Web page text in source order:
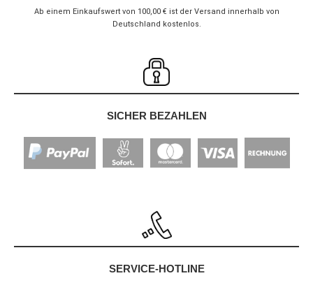
Ab einem Einkaufswert von 100,00 € ist der Versand innerhalb von
Deutschland kostenlos.
SICHER BEZAHLEN
SERVICE-HOTLINE